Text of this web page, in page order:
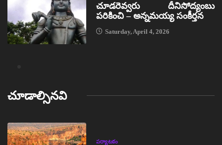
చూడరెవ్వరు దీనిసోద్యంబు
పరికించి – అన్నమయ్య సంకీర్తన
Saturday, April 4, 2026
చూడాల్సినవి
పర్యాటకం